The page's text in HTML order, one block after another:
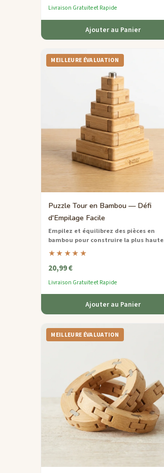
Livraison Gratuite et Rapide
Ajouter au Panier
MEILLEURE ÉVALUATION
Puzzle Tour en Bambou — Défi
d'Empilage Facile
Empilez et équilibrez des pièces en
bambou pour construire la plus haute
tour
— un jeu de puzzle écologique facile à
apprendre mais infiniment divertissant.
★★★★★
20,99 €
Livraison Gratuite et Rapide
Ajouter au Panier
MEILLEURE ÉVALUATION